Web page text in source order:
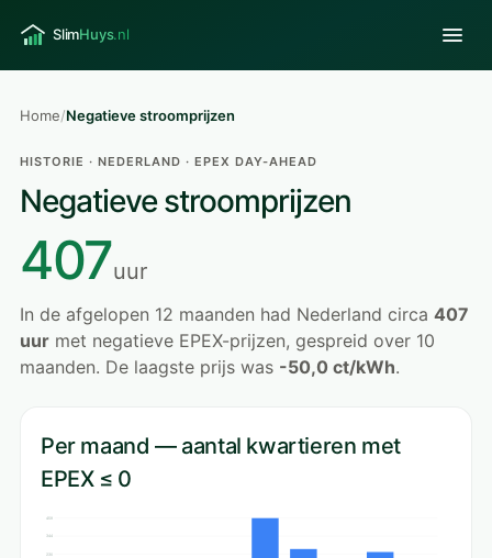
Home/Negatieve stroomprijzen
HISTORIE · NEDERLAND · EPEX DAY-AHEAD
Negatieve stroomprijzen
407uur
In de afgelopen 12 maanden had Nederland circa 407
uur met negatieve EPEX-prijzen, gespreid over 10
maanden. De laagste prijs was -50,0 ct/kWh.
Per maand — aantal kwartieren met
EPEX ≤ 0
459
344